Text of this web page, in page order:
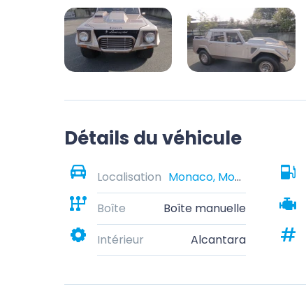
Détails du véhicule
Localisation Monaco, Monaco
Boîte
Boîte manuelle
Intérieur
Alcantara